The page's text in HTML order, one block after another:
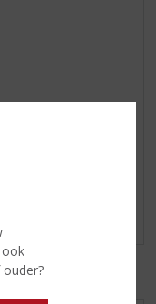
brede smaak